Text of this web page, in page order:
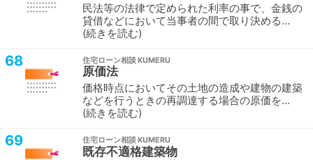
民法等の法律で定められた利率の事で、金銭の
貸借などにおいて当事者の間で取り決める…
続きを読む
68 住宅ローン相談
原価法
価格時点においてその土地の造成や建物の建築
などを行うときの再調達する場合の原価を…
続きを読む
69 住宅ローン相談
既存不適格建築物